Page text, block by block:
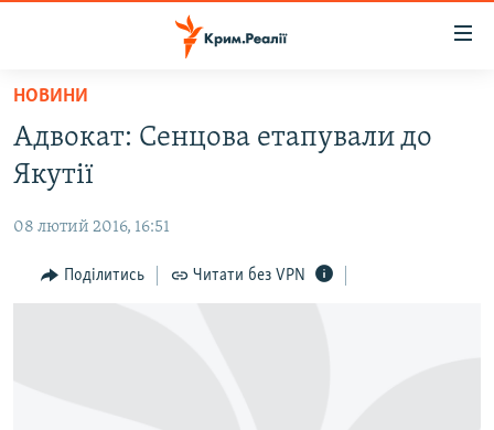
Перейти
основного
матеріалу
Перейти
до
навігації
Перейти
ВОДА.КРИМ
ВІДЕО ТА ФОТО
ПОЛІТИКА
БЛОГИ
НОВИНИ
Адвокат: Сенцова етапували до
Якутії
08 лютий 2016, 16:51
Поділитись Читати без VPN